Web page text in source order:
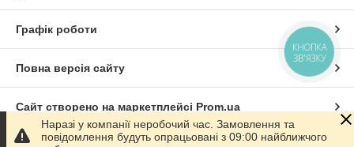
Графік роботи
Повна версія сайту
Сайт створено на маркетплейсі Prom.ua
Наразі у компанії неробочий час. Замовлення та
повідомлення будуть опрацьовані з 09:00 найближчого
КНОПКА
ЗВ'ЯЗКУ